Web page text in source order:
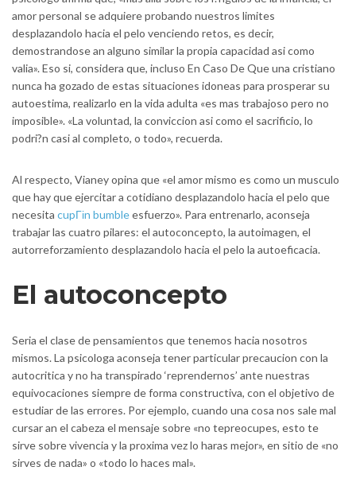
amor personal se adquiere probando nuestros limites
desplazandolo hacia el pelo venciendo retos, es decir,
demostrandose an alguno similar la propia capacidad asi­ como
valia». Eso si, considera que, incluso En Caso De Que una cristiano
nunca ha gozado de estas situaciones idoneas para prosperar su
autoestima, realizarlo en la vida adulta «es mas trabajoso pero no
imposible». «La voluntad, la conviccion asi­ como el sacrificio, lo
podri?n casi al completo, o todo», recuerda.
Al respecto, Vianey opina que «el amor mismo es como un musculo
que hay que ejercitar a cotidiano desplazandolo hacia el pelo que
necesita cupГіn bumbleesfuerzo». Para entrenarlo, aconseja
trabajar las cuatro pilares: el autoconcepto, la autoimagen, el
autorreforzamiento desplazandolo hacia el pelo la autoeficacia.
El autoconcepto
Seri­a el clase de pensamientos que tenemos hacia nosotros
mismos. La psicologa aconseja tener particular precaucion con la
autocritica y no ha transpirado ‘reprendernos’ ante nuestras
equivocaciones siempre de forma constructiva, con el objetivo de
estudiar de las errores. Por ejemplo, cuando una cosa nos sale mal
cursar an el cabeza el mensaje sobre «no tepreocupes, esto te
sirve sobre vivencia y la proxima vez lo haras mejor», en sitio de «no
sirves de nada» o «todo lo haces mal».